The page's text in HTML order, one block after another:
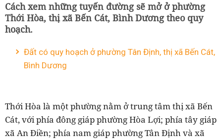
Cách xem những tuyến đường sẽ mở ở phường
Thới Hòa, thị xã Bến Cát, Bình Dương theo quy
hoạch.
Đất có quy hoạch ở phường Tân Định, thị xã Bến Cát,
Bình Dương
Thới Hòa là một phường nằm ở trung tâm thị xã Bến
Cát, với phía đông giáp phường Hòa Lợi; phía tây giáp
xã An Điền; phía nam giáp phường Tân Định và xã